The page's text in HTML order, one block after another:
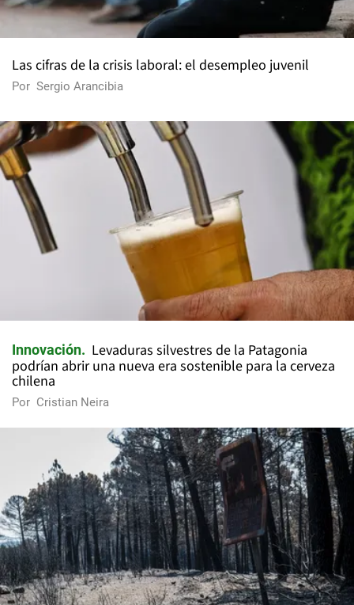
Las cifras de la crisis laboral: el desempleo juvenil
Por Sergio Arancibia
Innovación
Levaduras silvestres de la Patagonia
podrían abrir una nueva era sostenible para la cerveza
chilena
Por Cristian Neira